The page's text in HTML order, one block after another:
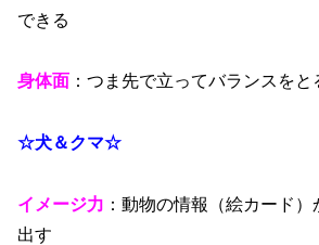
できる
身体面 ：つま先で立ってバランスを
☆犬＆クマ☆
イメージ力 ：動物の情報（絵カード
出す